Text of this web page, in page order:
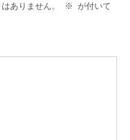
ありません。 ※
が付いて